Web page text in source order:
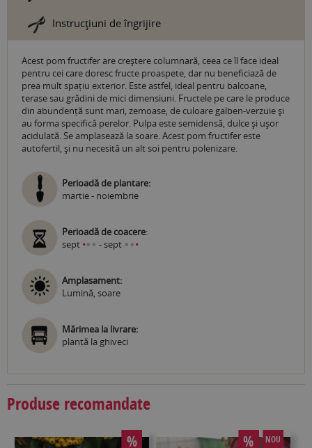
Instrucţiuni de îngrijire
Acest pom fructifer are creștere columnară, ceea ce îl face ideal
pentru cei care doresc fructe proaspete, dar nu beneficiază de
prea mult spațiu exterior. Este astfel, ideal pentru balcoane,
terase sau grădini de mici dimensiuni. Fructele pe care le produce
din abundență sunt mari, zemoase, de culoare galben-verzuie și
au forma specifică perelor. Pulpa este semidensă, dulce și ușor
acidulată. Se amplasează la soare. Acest pom fructifer este
autofertil, și nu necesită un alt soi pentru polenizare.
Perioadă de plantare:
martie - noiembrie
Perioadă de coacere:
sept ••• - sept •••
Amplasament:
Lumină, soare
Mărimea la livrare:
plantă la ghiveci
Produse recomandate
% % NOU